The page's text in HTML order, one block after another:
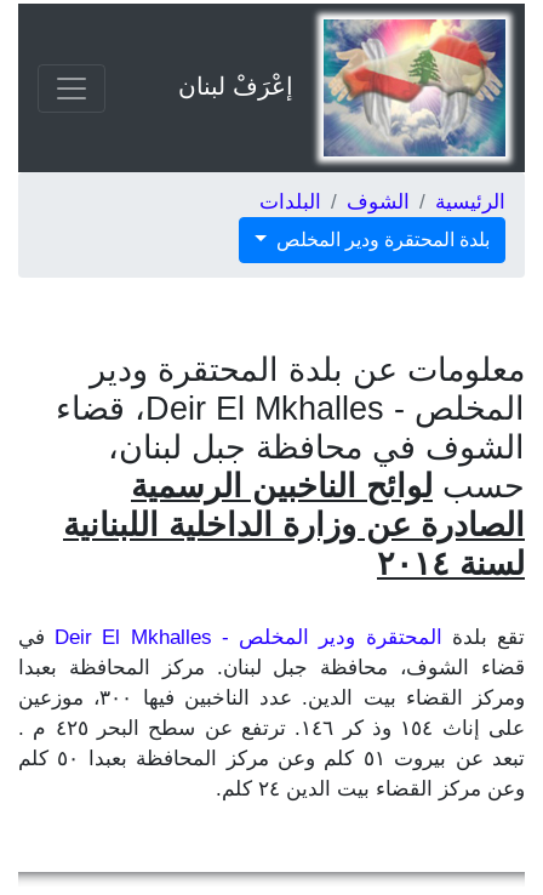
إعْرَفْ لبنان
الرئيسية الشوف البلدات
بلدة المحتقرة ودير المخلص
معلومات عن بلدة المحتقرة ودير
المخلص - Deir El Mkhalles، قضاء
الشوف في محافظة جبل لبنان،
حسب لوائح الناخبين الرسمية
الصادرة عن وزارة الداخلية اللبنانية
لسنة ٢٠١٤
تقع بلدة المحتقرة ودير المخلص - Deir El Mkhalles
في
قضاء الشوف، محافظة جبل لبنان. مركز المحافظة بعبدا
ومركز القضاء بيت الدين. عدد الناخبين فيها ٣٠٠، موزعين
على إناث ١٥٤ وذ كر ١٤٦. ترتفع عن سطح البحر ٤٢٥ م .
تبعد عن بيروت ٥١ كلم وعن مركز المحافظة بعبدا ٥٠ كلم
وعن مركز القضاء بيت الدين ٢٤ كلم.